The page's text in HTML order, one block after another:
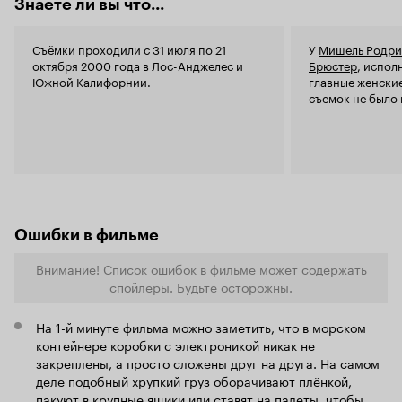
до этого поставивший полубиографический
был на коне и держал довольно высокую
режиссерскую планку. Итогом его
плодотворной работы стал ряд удачных
решений, которые эксплуатируются в тачко-
Бигелоу «На гребне волны». Агент полиции
экстремалов и влюбляющийся в сестру
(бывшую девушку) главаря банды - этого уже
плагиате, не говоря о практически полностью
скопированном финале. Сама концепция
преображения служителя закона в
безбашенного искателя адреналина осталась
Знаете ли вы что...
Съёмки проходили с 31 июля по 21
октября 2000 года в Лос-Анджелес и
Южной Калифорнии.
У Мишель
Брюстер ,
главные
съемок не было
Ошибки в фильме
Внимание! Список ошибок в фильме может содержать
спойлеры. Будьте осторожны.
На 1-й минуте фильма можно заметить, что в морском
контейнере коробки с электроникой никак не
закреплены, а просто сложены друг на друга. На самом
деле подобный хрупкий груз оборачивают плёнкой,